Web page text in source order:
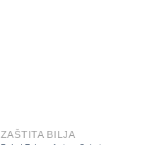
ZAŠTITA BILJA